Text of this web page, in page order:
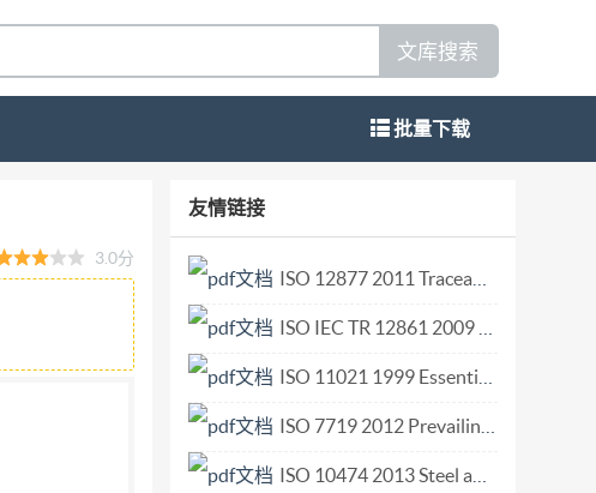
文库搜索
批量下载
检测方法 Deformation test method for doors
method,MOD) 2009-10-30发布 2010-04-01实
言 本标准修改采用ISO6445：2005（E)《门在不
国情，本标准在采用国际标准ISO6445：
规定了.”一段； ISO6445：2005（E)第2章引用了
了检测气候d1，以满足我国不同地区的气候条
准”； 用小数点“”代替作为小数点的逗号“，”。
由住房和城乡建设部建筑制品与构配件产品标准
准参加起草单位：广东省建筑科学研究院、上海市
3.0分
友情链接
ISO 12877 2011 Traceability of finfish products Specification on the information to be recorded in farmed finfish distribution chains.pdf
ISO IEC TR 12861 2009 Information technology — Telecommunications and information exchange between systems — Next Generation Corporate Networks (NGCN) — Identification and routing.pdf
ISO 11021 1999 Essential oils — Determination of water content — Karl Fischer method.pdf
ISO 7719 2012 Prevailing torque type all-metal hexagon regular nuts — Property classes 5, 8 and 10.pdf
ISO 10474 2013 Steel and steel products — Inspection documents.pdf